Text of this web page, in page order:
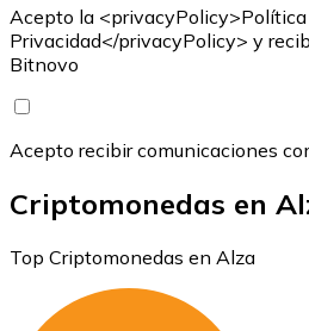
Acepto la <privacyPolicy>Política
Privacidad</privacyPolicy> y
Bitnovo
Acepto recibir comunicaciones
Criptomonedas en
Top Criptomonedas en Alza